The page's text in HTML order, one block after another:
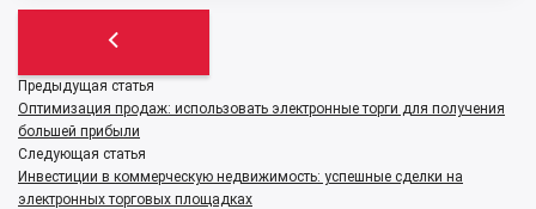
Предыдущая статья
Оптимизация продаж: использовать электронные торги для получения
большей прибыли
Следующая статья
Инвестиции в коммерческую недвижимость: успешные сделки на
электронных торговых площадках